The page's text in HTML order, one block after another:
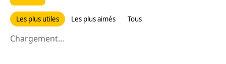
Les plus utiles Les plus aimés Tous
Chargement...